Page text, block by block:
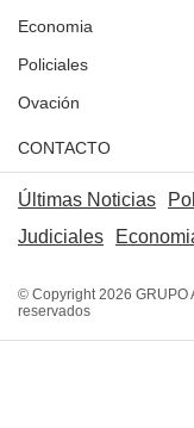
Economia
Policiales
Ovación
CONTACTO
Últimas Noticias
Judiciales
© Copyright 2026 GRUPO
reservados